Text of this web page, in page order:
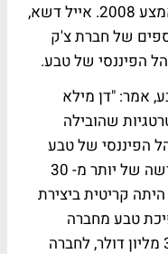
הודיע על כוונתו לפרוש מהחברה באמצע 2008. אייל דשא,
של חברת צ'ק
הפיננסי של טבע.
אמר: "דן מילא
שהובילה
הפיננסי של טבע
בשנת 1977, וזה כולל בין השאר רכישה של יותר מ- 30
קריטית ביצירת
טבע מחברה
ישראלית קטנה עם שווי שוק של 37 מליון דולר, לחברה